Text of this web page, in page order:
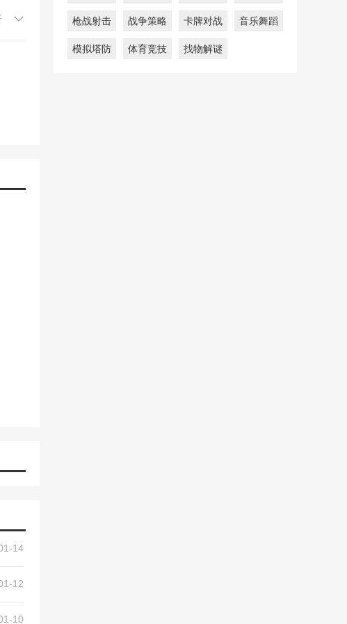
14
12
10
枪战射击 战争策略 卡牌对战 音乐舞蹈
模拟塔防 体育竞技 找物解谜